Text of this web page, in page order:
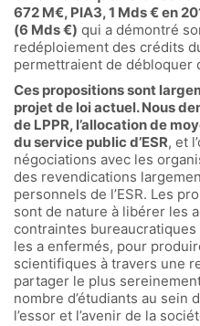
672 M€, PIA3, 1 Mds € en
(6 Mds €) qui a démontré
redéploiement des crédits
permettraient de débloquer
Ces propositions sont
projet de loi actuel. Nous
de LPPR, l’allocation de
du service public d’ESR, et
négociations avec les
des revendications
personnels de l’ESR. Les
sont de nature à libérer les
contraintes
les a enfermés, pour
scientifiques à travers une
partager le plus
nombre d’étudiants au sein
l’essor et l’avenir de la